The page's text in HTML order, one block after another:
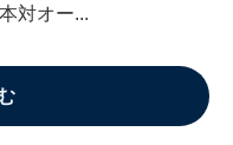
対オー...